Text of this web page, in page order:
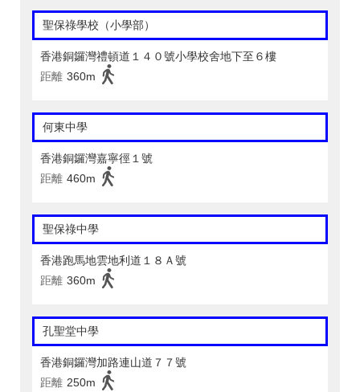
聖保祿學校（小學部）
香港銅鑼灣禮頓道１４０號小學校舍地下至６樓
距離 360m
何東中學
香港銅鑼灣嘉寧徑１號
距離 460m
聖保祿中學
香港跑馬地雲地利道１８Ａ號
距離 360m
孔聖堂中學
香港銅鑼灣加路連山道７７號
距離 250m